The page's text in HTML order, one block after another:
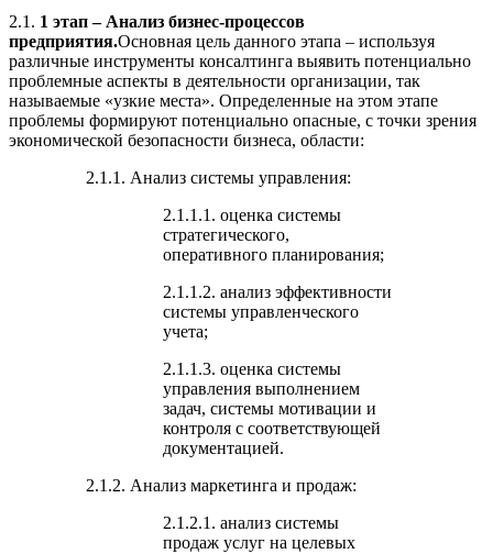
2.1. 1 этап – Анализ бизнес-процессов
предприятия.Основная цель данного этапа – используя
различные инструменты консалтинга выявить потенциально
проблемные аспекты в деятельности организации, так
называемые «узкие места». Определенные на этом этапе
проблемы формируют потенциально опасные, с точки зрения
экономической безопасности бизнеса, области:
2.1.1. Анализ системы управления:
2.1.1.1. оценка системы
стратегического,
оперативного планирования;
2.1.1.2. анализ эффективности
системы управленческого
учета;
2.1.1.3. оценка системы
управления выполнением
задач, системы мотивации и
контроля с соответствующей
документацией.
2.1.2. Анализ маркетинга и продаж:
2.1.2.1. анализ системы
продаж услуг на целевых